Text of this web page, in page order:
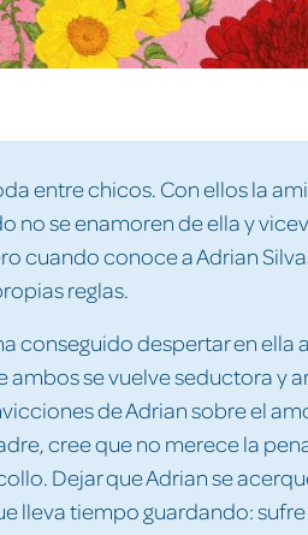
entre chicos. Con ellos la
no se enamoren de ella y
cuando conoce a Adrian
reglas.
conseguido despertar en ella
se vuelve seductora y
de Adrian sobre el
cree que no merece la
Dejar que Adrian se
lleva tiempo guardando: